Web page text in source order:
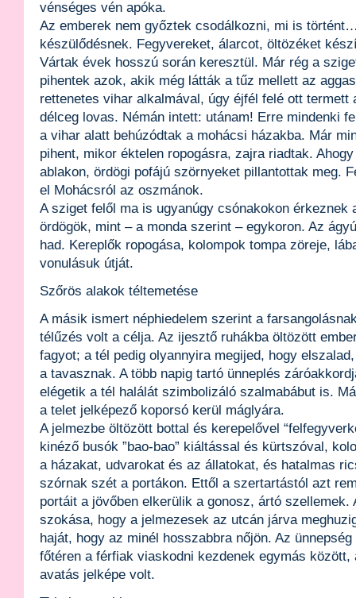
vénséges vén apóka.
Az emberek nem győztek csodálkozni, mi is
készülődésnek. Fegyvereket, álarcot, öltözéket
Vártak évek hosszú során keresztül. Már rég a
pihentek azok, akik még látták a tűz mellett az
rettenetes vihar alkalmával, úgy éjfél felé ott termett
délceg lovas. Némán intett: utánam! Erre mindenki
a vihar alatt behúzódtak a mohácsi házakba. Már
pihent, mikor éktelen ropogásra, zajra riadtak.
ablakon, ördögi pofájú szörnyeket pillantottak meg.
el Mohácsról az oszmánok.
A sziget felől ma is ugyanúgy csónakokon érkeznek
ördögök, mint – a monda szerint – egykoron. Az
had. Kereplők ropogása, kolompok tompa zöreje,
vonulásuk útját.
Szőrös alakok téltemetése
A másik ismert néphiedelem szerint a
télűzés volt a célja. Az ijesztő ruhákba öltözött
fagyot; a tél pedig olyannyira megijed, hogy
a tavasznak. A több napig tartó ünneplés
elégetik a tél halálát szimbolizáló szalmabábut is.
a telet jelképező koporsó kerül máglyára.
A jelmezbe öltözött bottal és kerepelővel
kinéző busók ”bao-bao” kiáltással és kürtszóval,
a házakat, udvarokat és az állatokat, és hatalmas
szórnak szét a portákon. Ettől a szertartástól azt
portáit a jövőben elkerülik a gonosz, ártó szellemek.
szokása, hogy a jelmezesek az utcán járva
haját, hogy az minél hosszabbra nőjön. Az
főtéren a férfiak viaskodni kezdenek egymás között,
avatás jelképe volt.